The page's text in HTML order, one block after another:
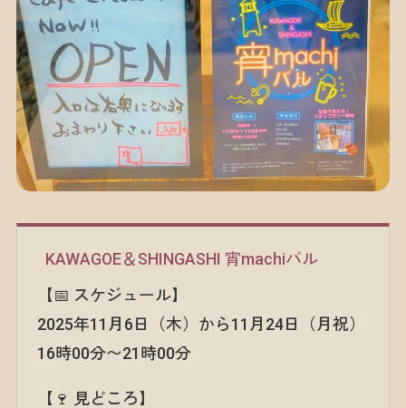
KAWAGOE＆SHINGASHI 宵machiバル
【📅 スケジュール】
2025年11月6日（木）から11月24日（月祝）
16時00分〜21時00分
【🍷 見どころ】